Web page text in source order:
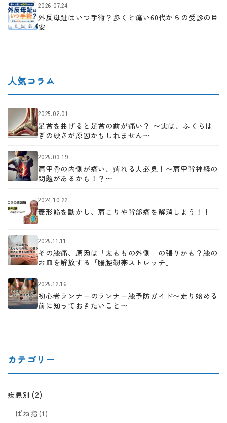
2026.07.24
外反母趾はいつ手術？歩くと痛い60代からの受診の目
安
人気コラム
2025.02.01
足首を曲げると足首の前が痛い？ 〜実は、ふくらは
ぎの硬さが原因かもしれません〜
2025.03.19
肩甲骨の内側が痛い、痺れる人必見！〜肩甲背神経の
問題があるかも！？〜
2024.10.22
菱形筋を動かし、肩こりや背部痛を解消しよう！！
2025.11.11
その膝痛、原因は「太ももの外側」の張りかも？膝の
お皿を解放する「腸脛靭帯ストレッチ」
2025.12.16
初心者ランナーのランナー膝予防ガイド〜走り始める
前に知っておきたいこと〜
カテゴリー
疾患別 (2)
ばね指(1)